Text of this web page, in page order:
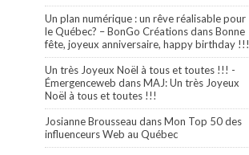
Un plan numérique : un rêve réalisable pour
le Québec? – BonGo CréationsdansBonne
fête, joyeux anniversaire, happy birthday !!!
Un très Joyeux Noël à tous et toutes !!! -
Émergenceweb dansMAJ: Un très Joyeux
Noël à tous et toutes !!!
Josianne Brousseau dansMon Top 50 des
influenceurs Web au Québec